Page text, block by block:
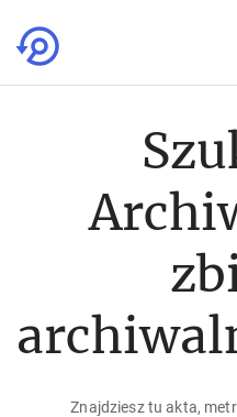
Znajdziesz tu akta,